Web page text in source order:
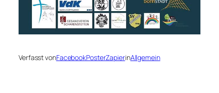
Verfasst vonFacebookPosterZapierinAllgemein